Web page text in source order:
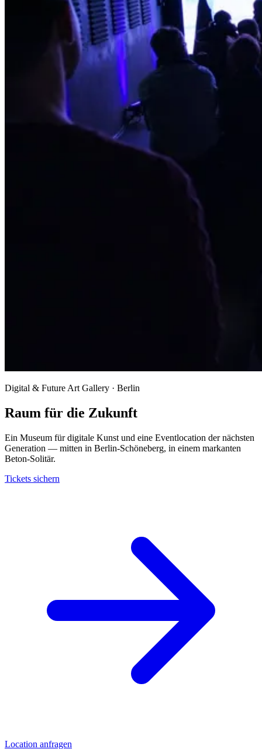
Digital & Future Art Gallery · Berlin
Raum für die Zukunft
Ein Museum für digitale Kunst und eine Eventlocation der nächsten
Generation — mitten in Berlin-Schöneberg, in einem markanten
Beton-Solitär.
Tickets sichern
Location anfragen